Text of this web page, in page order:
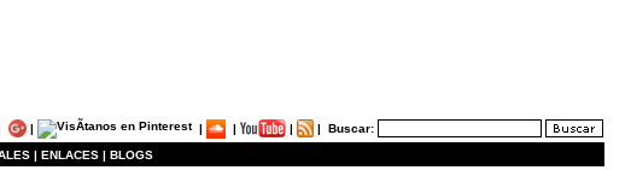
| | | | | Buscar:
| ENLACES | BLOGS